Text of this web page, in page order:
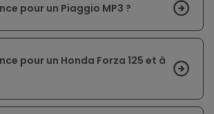
pour un Piaggio MP3 ?
pour un Honda Forza 125 et à